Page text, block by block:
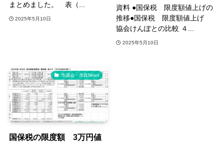
まとめました。 表（...
2025年5月10日
資料 ●国保税 限度額値上げの
推移●国保税 限度額値上げ
協会けんぽとの比較 ４...
2025年5月10日
市議会・市政News
国保税の限度額 3万円値